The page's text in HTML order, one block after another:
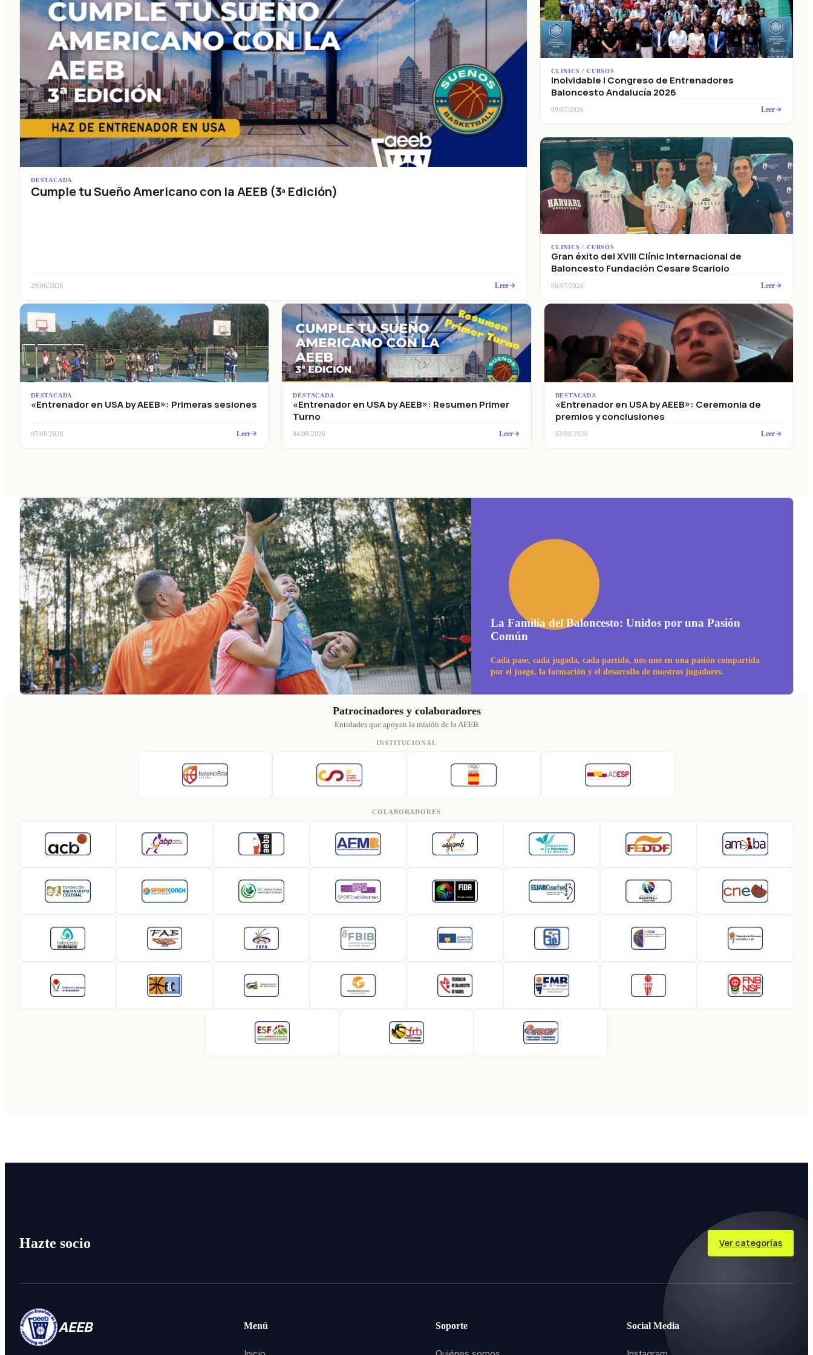
DESTACADA
Cumple tu Sueño Americano con la AEEB (3ª Edición)
29/06/2026 Leer
CLINICS / CURSOS
Inolvidable I Congreso de Entrenadores
Baloncesto Andalucía 2026
09/07/2026 Leer
CLINICS / CURSOS
Gran éxito del XVIII Clínic Internacional de
Baloncesto Fundación Cesare Scariolo
06/07/2026 Leer
DESTACADA
«Entrenador en USA by AEEB»: Primeras sesiones
05/08/2026 Leer
DESTACADA
«Entrenador en USA by AEEB»: Resumen Primer
Turno
04/08/2026 Leer
DESTACADA
«Entrenador en USA by AEEB»: Ceremonia de
premios y conclusiones
02/08/2026 Leer
La Familia del Baloncesto: Unidos por una Pasión
Común
Cada pase, cada jugada, cada partido, nos une en una pasión compartida
por el juego, la formación y el desarrollo de nuestros jugadores.
Patrocinadores y colaboradores
Entidades que apoyan la misión de la AEEB
INSTITUCIONAL
COLABORADORES
Hazte socio Ver categorías
AEEB Menú Soporte Social Media